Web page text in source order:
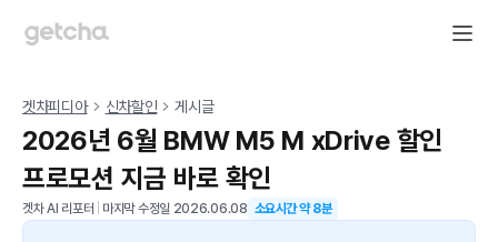
겟차피디아 신차할인 게시글
2026년 6월 BMW M5 M xDrive 할인
프로모션 지금 바로 확인
겟차 AI 리포터 마지막 수정일 2026.06.08 소요시간 약8분